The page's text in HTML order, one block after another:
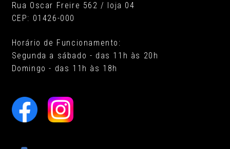
Rua Oscar Freire 562 / loja 04
CEP: 01426-000
Horário de Funcionamento:
Segunda a sábado - das 11h às 20h
Domingo - das 11h às 18h